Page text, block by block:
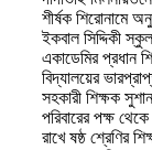
শীর্ষক শিরোনামে
ইকবাল সিদ্দিকী
একাডেমির প্রধান
বিদ্যালয়ের
সহকারী শিক্ষক
পরিবারের পক্ষ
রাখে ষষ্ঠ শ্রেণির